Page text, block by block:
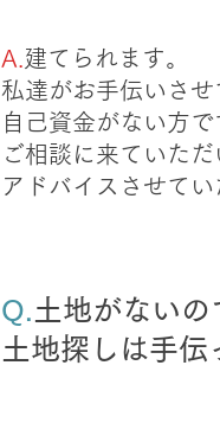
A. 建てられます。
私達がお手伝いさ
自己資金がない方
ご相談に来ていた
アドバイスさせてい
Q.​ 土地がないの
土地探しは手伝